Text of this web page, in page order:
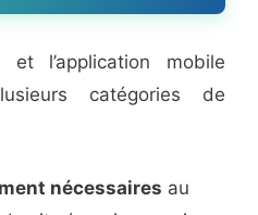
l’application mobile
catégories de
nécessaires au